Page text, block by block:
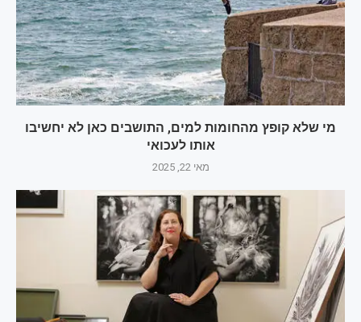
מי שלא קופץ מהחומות למים, התושבים כאן לא יחשיבו
אותו לעכואי
מאי 22, 2025